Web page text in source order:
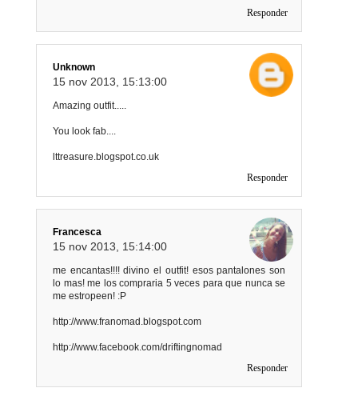
Responder
Unknown
15 nov 2013, 15:13:00
Amazing outfit.....
You look fab....
lttreasure.blogspot.co.uk
Responder
Francesca
15 nov 2013, 15:14:00
me encantas!!!! divino el outfit! esos pantalones son
lo mas! me los compraria 5 veces para que nunca se
me estropeen! :P
http://www.franomad.blogspot.com
http://www.facebook.com/driftingnomad
Responder